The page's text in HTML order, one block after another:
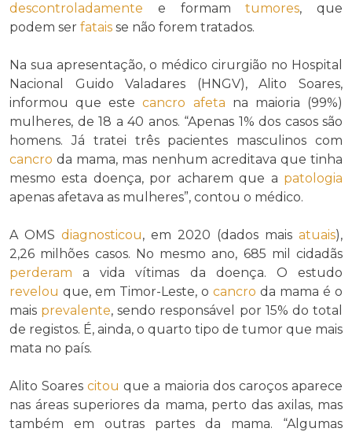
descontroladamente e formamtumores, que
podem ser fatais se não forem tratados.
Na sua apresentação, o médico cirurgião no Hospital
Nacional Guido Valadares (HNGV), Alito Soares,
informou que estecancro afeta na maioria (99%)
mulheres, de 18 a 40 anos. “Apenas 1% dos casos são
homens. Já tratei três pacientes masculinos com
cancro da mama, mas nenhum acreditava que tinha
mesmo esta doença, por acharem que a patologia
apenas afetava as mulheres”, contou o médico.
A OMS diagnosticou, em 2020 (dados mais atuais),
2,26 milhões casos. No mesmo ano, 685 mil cidadãs
perderam a vida vítimas da doença. O estudo
revelou que, em Timor-Leste, o cancro da mama é o
mais prevalente, sendo responsável por 15% do total
de registos. É, ainda, o quarto tipo de tumor que mais
mata no país.
Alito Soares citou que a maioria dos caroços aparece
nas áreas superiores da mama, perto das axilas, mas
também em outras partes da mama. “Algumas